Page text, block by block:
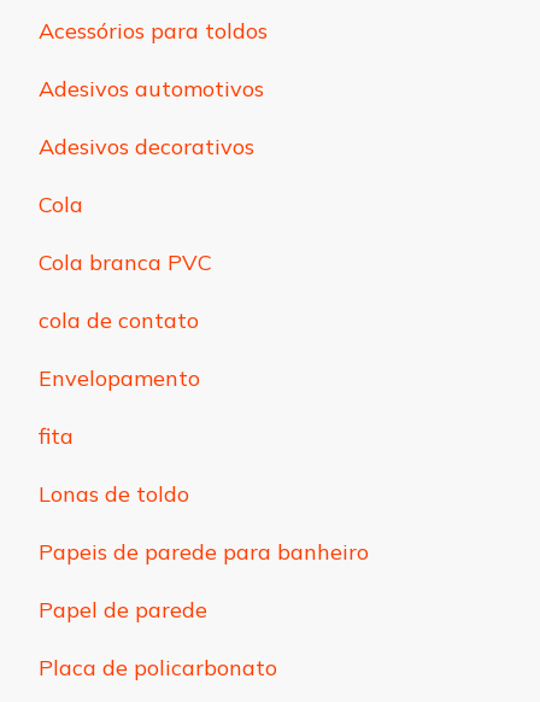
Acessórios para toldos
Adesivos automotivos
Adesivos decorativos
Cola
Cola branca PVC
cola de contato
Envelopamento
fita
Lonas de toldo
Papeis de parede para banheiro
Papel de parede
Placa de policarbonato